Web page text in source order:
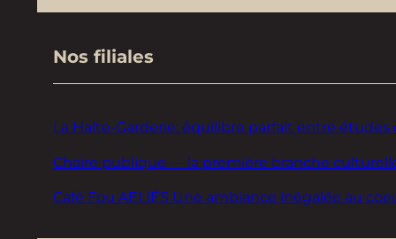
Nos filiales
La Halte-Garderie: équilibre parfait entre
Chaire publique — la première branche culturelle
Café Fou AELIÉS Une ambiance inégalée au